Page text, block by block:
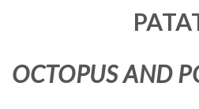
OCTOPUS AND